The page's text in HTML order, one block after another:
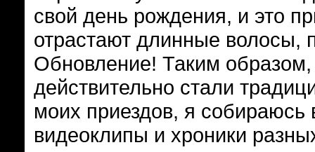
свой день рождения, и это
отрастают длинные волосы,
Обновление! Таким
действительно стали
моих приездов, я
видеоклипы и хроники